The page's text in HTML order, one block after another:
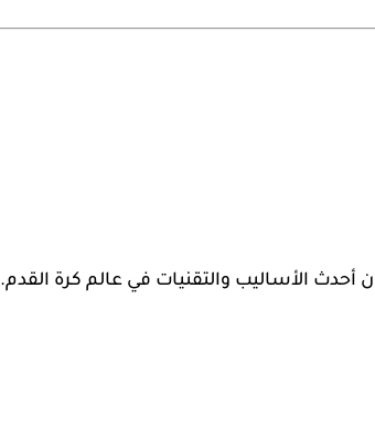
أحدث الأساليب والتقنيات في عالم كرة القدم.